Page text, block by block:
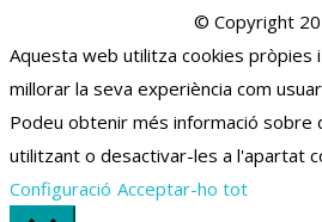
© Copyright
Aquesta web utilitza cookies
millorar la seva experiència com
Podeu obtenir més informació sobre
utilitzant o desactivar-les a l'apartat
Configuració Acceptar-ho tot